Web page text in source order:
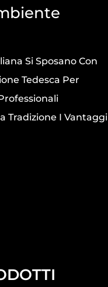
Si Sposano Con
Tedesca Per
Tradizione I Vantaggi